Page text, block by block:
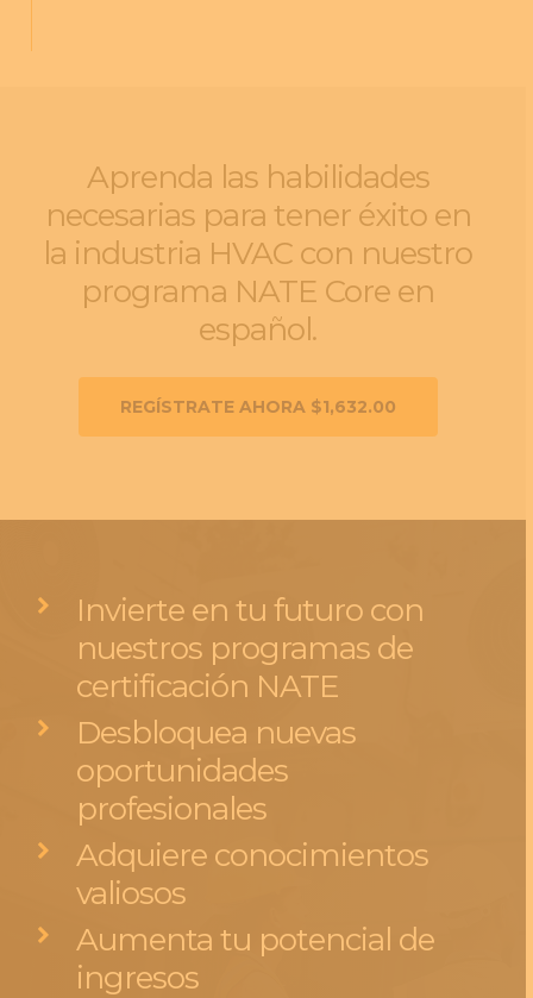
Aprenda las habilidades
necesarias para tener éxito en
la industria HVAC con nuestro
programa NATE Core en
español.
REGÍSTRATE AHORA $1,632.00
Invierte en tu futuro con
nuestros programas de
certificación NATE
Desbloquea nuevas
oportunidades
profesionales
Adquiere conocimientos
valiosos
Aumenta tu potencial de
ingresos